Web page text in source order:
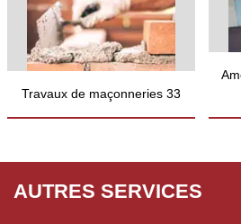
Travaux de maçonneries 33
AUTRES SERVICES